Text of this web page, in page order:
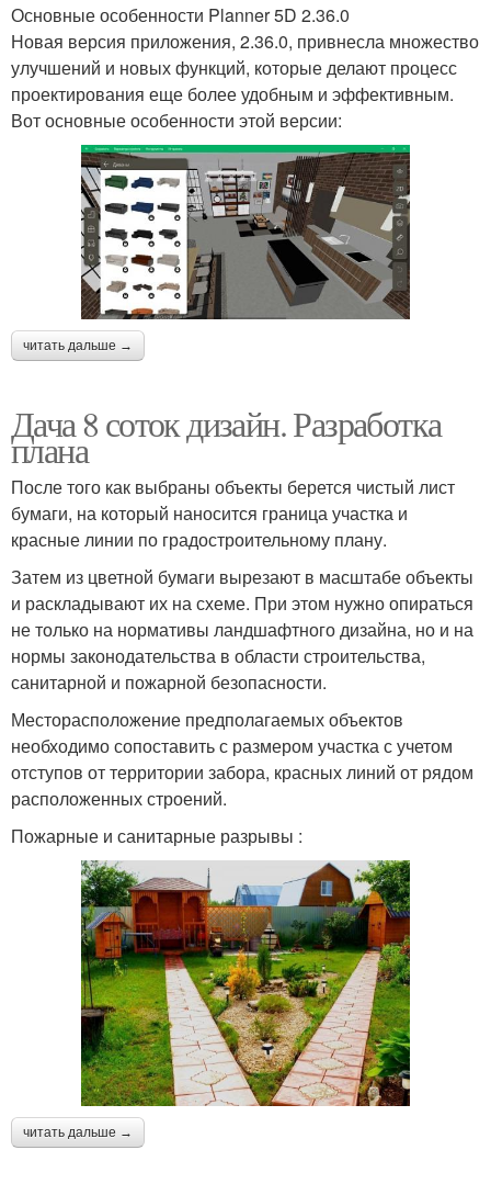
Основные особенности Planner 5D 2.36.0
Новая версия приложения, 2.36.0, привнесла множество
улучшений и новых функций, которые делают процесс
проектирования еще более удобным и эффективным.
Вот основные особенности этой версии:
читать дальше →
Дача 8 соток дизайн. Разработка
плана
После того как выбраны объекты берется чистый лист
бумаги, на который наносится граница участка и
красные линии по градостроительному плану.
Затем из цветной бумаги вырезают в масштабе объекты
и раскладывают их на схеме. При этом нужно опираться
не только на нормативы ландшафтного дизайна, но и на
нормы законодательства в области строительства,
санитарной и пожарной безопасности.
Месторасположение предполагаемых объектов
необходимо сопоставить с размером участка с учетом
отступов от территории забора, красных линий от рядом
расположенных строений.
Пожарные и санитарные разрывы :
читать дальше →